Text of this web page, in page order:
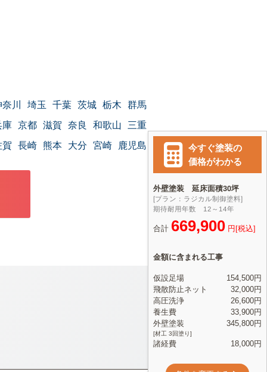
川 埼玉 千葉 茨城 栃木 群馬
京都 滋賀 奈良 和歌山 三重
長崎 熊本 大分 宮崎 鹿児島 沖縄